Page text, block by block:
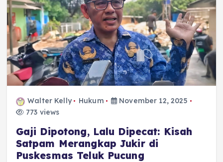
Walter Kelly Hukum
November 12, 2025
773 views
Gaji Dipotong, Lalu Dipecat: Kisah
Satpam Merangkap Jukir di
Puskesmas Teluk Pucung